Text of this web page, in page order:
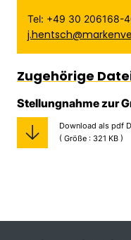
Tel: +49 30 206168-
Zugehörige
Stellungnahme zur
Download als pdf
( Größe : 321 KB )